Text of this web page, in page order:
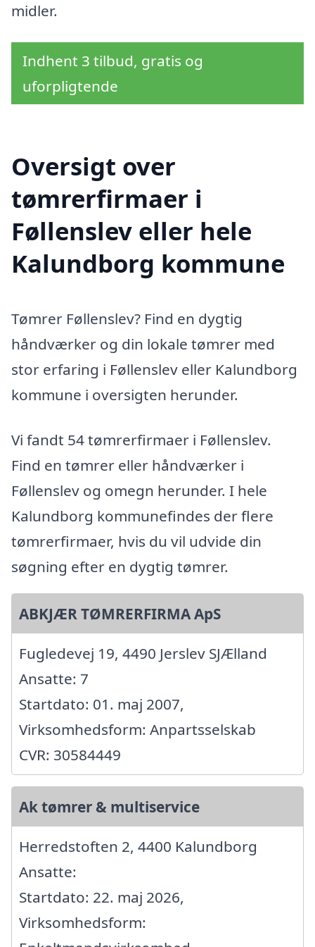
midler.
Indhent 3 tilbud, gratis og
uforpligtende
Oversigt over
tømrerfirmaer i
Føllenslev eller hele
Kalundborg kommune
Tømrer Føllenslev? Find en dygtig
håndværker og din lokale tømrer med
stor erfaring i Føllenslev eller Kalundborg
kommune i oversigten herunder.
Vi fandt 54 tømrerfirmaer i Føllenslev.
Find en tømrer eller håndværker i
Føllenslev og omegn herunder. I hele
Kalundborg kommunefindes der flere
tømrerfirmaer, hvis du vil udvide din
søgning efter en dygtig tømrer.
ABKJÆR TØMRERFIRMA ApS
Fugledevej 19, 4490 Jerslev SJÆlland
Ansatte: 7
Startdato: 01. maj 2007,
Virksomhedsform: Anpartsselskab
CVR: 30584449
Ak tømrer & multiservice
Herredstoften 2, 4400 Kalundborg
Ansatte:
Startdato: 22. maj 2026,
Virksomhedsform: